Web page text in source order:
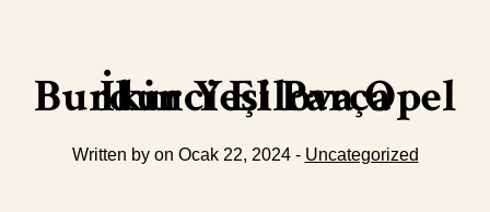
Burdur Yeşilova Opel İkinci El Parça
Written by on Ocak 22, 2024 - Uncategorized